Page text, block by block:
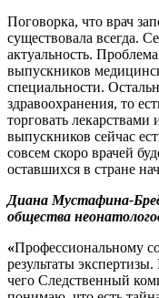
Поговорка, что врач
существовала всегда.
актуальность.
выпускников
специальности.
здравоохранения, то
торговать
выпускников сейчас
совсем скоро врачей
оставшихся в стране
Диана Мустафина-
общества
«Профессиональному
результаты
чего Следственный